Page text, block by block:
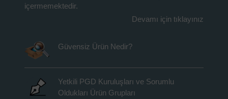
içermemektedir.
Devamı için tıklayınız
Güvensiz Ürün Nedir?
Yetkili PGD Kuruluşları ve Sorumlu
Oldukları Ürün Grupları